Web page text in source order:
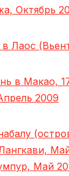
Октябрь
Лаос
в Макао,
2009
Май